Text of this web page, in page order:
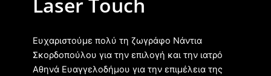
Laser Touch
Ευχαριστούμε πολύ τη ζωγράφο Νάντια
Σκορδοπούλου για την επιλογή και την ιατρό
Αθηνά Ευαγγελοδήμου για την επιμέλεια της